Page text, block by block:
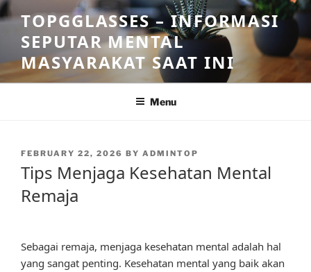
Skip
to
content
TOPGGLASSES – INFORMASI
SEPUTAR MENTAL
MASYARAKAT SAAT INI
Menu
POSTED
ON
FEBRUARY 22, 2026 BY ADMINTOP
Tips Menjaga Kesehatan Mental
Remaja
Sebagai remaja, menjaga kesehatan mental adalah hal
yang sangat penting. Kesehatan mental yang baik akan